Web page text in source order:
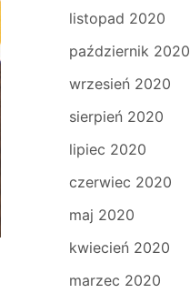
listopad 2020
październik 2020
wrzesień 2020
sierpień 2020
lipiec 2020
czerwiec 2020
maj 2020
kwiecień 2020
marzec 2020